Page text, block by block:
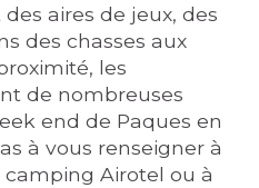
aires de jeux, des
des chasses aux
les
de nombreuses
end de Paques en
à vous renseigner à
Airotel ou à